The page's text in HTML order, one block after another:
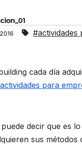
#actividades
cada día
actividades para
decir que es
sus